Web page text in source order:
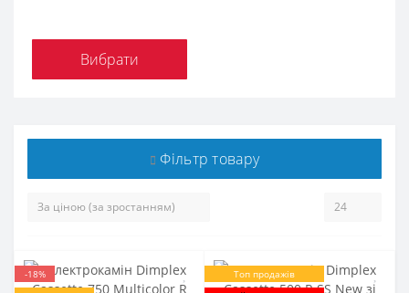
Вибрати
Фільтр товару
-18%
Топ продажів